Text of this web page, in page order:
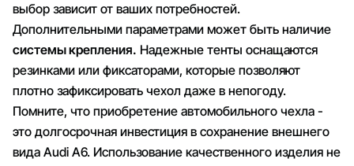
выбор зависит от ваших потребностей.
Дополнительными параметрами может быть наличие
системы крепления. Надежные тенты оснащаются
резинками или фиксаторами, которые позволяют
плотно зафиксировать чехол даже в непогоду.
Помните, что приобретение автомобильного чехла -
это долгосрочная инвестиция в сохранение внешнего
вида Audi A6. Использование качественного изделия не